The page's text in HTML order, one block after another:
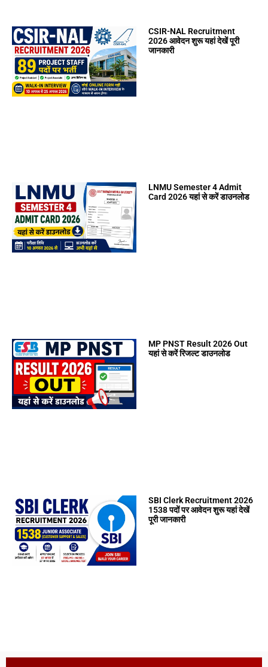
CSIR-NAL Recruitment
2026 आवेदन शुरू यहां देखें पूरी
जानकारी
LNMU Semester 4 Admit
Card 2026 यहां से करें डाउनलोड
MP PNST Result 2026 Out
यहां से करें रिजल्ट डाउनलोड
SBI Clerk Recruitment 2026
1538 पदों पर आवेदन शुरू यहां देखें
पूरी जानकारी